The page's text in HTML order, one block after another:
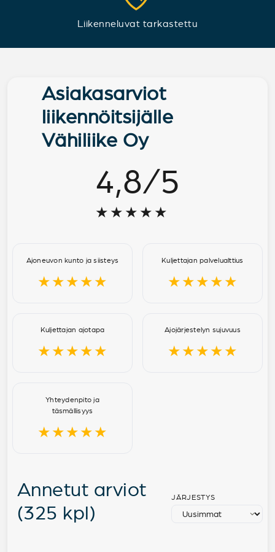
Liikenneluvat tarkastettu
4,8/5
★★★★★
Asiakasarviot
liikennöitsijälle
Vähiliike Oy
Ajoneuvon kunto ja siisteys
★★★★★
Kuljettajan palvelualttius
★★★★★
Kuljettajan ajotapa
★★★★★
Ajojärjestelyn sujuvuus
★★★★★
Yhteydenpito ja
täsmällisyys
★★★★★
Annetut arviot
(325 kpl)
JÄRJESTYS